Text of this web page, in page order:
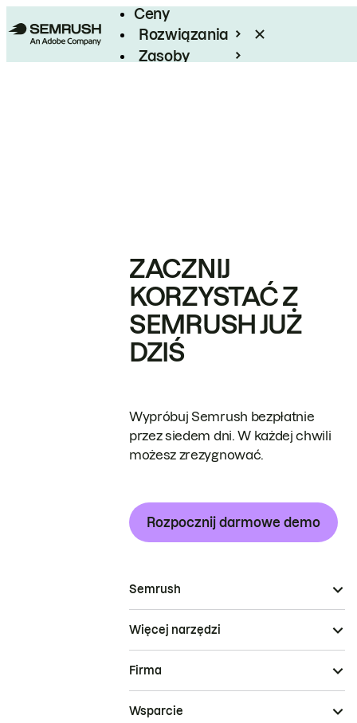
Ceny
Rozwiązania
Zasoby
ZACZNIJ
KORZYSTAĆ Z
SEMRUSH JUŻ
DZIŚ
Wypróbuj Semrush bezpłatnie
przez siedem dni. W każdej chwili
możesz zrezygnować.
Rozpocznij darmowe demo
Semrush
Więcej narzędzi
Firma
Wsparcie